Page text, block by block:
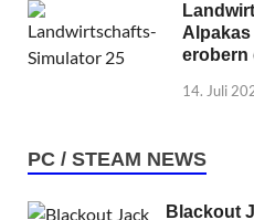
Alpakas
erobern
14. Juli
PC / STEAM NEWS
Blackout